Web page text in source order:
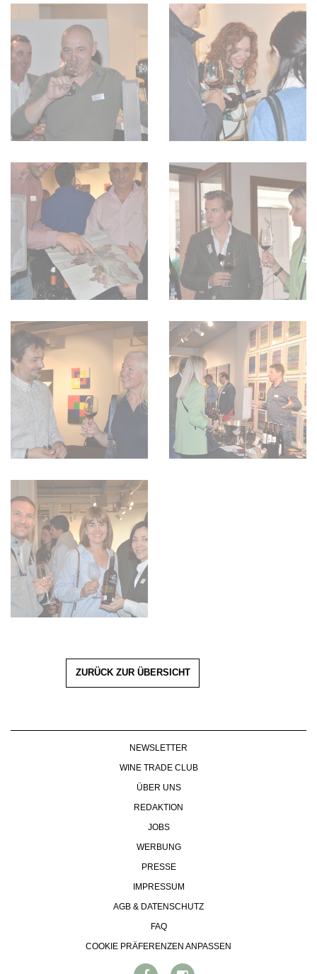
ZURÜCK ZUR ÜBERSICHT
NEWSLETTER
WINE TRADE CLUB
ÜBER UNS
REDAKTION
JOBS
WERBUNG
PRESSE
IMPRESSUM
AGB & DATENSCHUTZ
FAQ
COOKIE PRÄFERENZEN ANPASSEN